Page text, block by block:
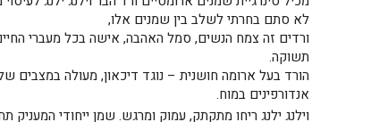
לא סתם בחרתי לשלב בין שמנים אלו,
ורדים זה צמח הנשים, סמל האהבה, אישה בכל מעברי
תשוקה.
הורד בעל ארומה חושנית – נוגד דיכאון, מעולה במצבים
אנדורפינים במוח.
וילנג ילנג ריחו מתקתק, עמוק ומרגש. שמן ייחודי המעניק